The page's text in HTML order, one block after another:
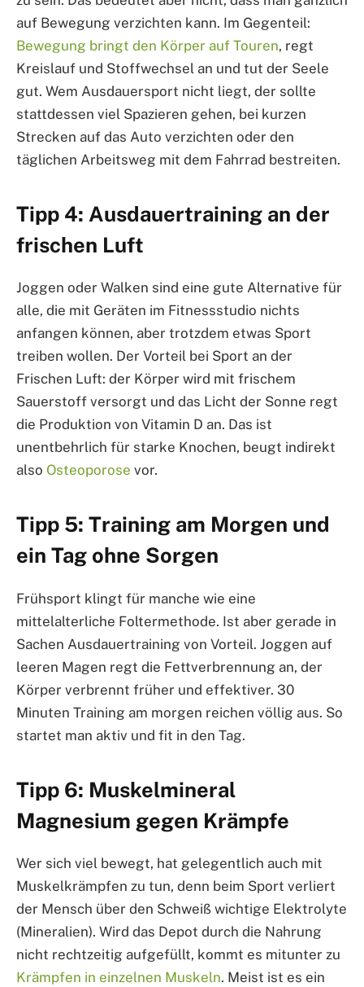
auf Bewegung verzichten kann. Im Gegenteil:
Bewegung bringt den Körper auf Touren, regt
Kreislauf und Stoffwechsel an und tut der Seele
gut. Wem Ausdauersport nicht liegt, der sollte
stattdessen viel Spazieren gehen, bei kurzen
Strecken auf das Auto verzichten oder den
täglichen Arbeitsweg mit dem Fahrrad bestreiten.
Tipp 4: Ausdauertraining an der
frischen Luft
Joggen oder Walken sind eine gute Alternative für
alle, die mit Geräten im Fitnessstudio nichts
anfangen können, aber trotzdem etwas Sport
treiben wollen. Der Vorteil bei Sport an der
Frischen Luft: der Körper wird mit frischem
Sauerstoff versorgt und das Licht der Sonne regt
die Produktion von Vitamin D an. Das ist
unentbehrlich für starke Knochen, beugt indirekt
also Osteoporose vor.
Tipp 5: Training am Morgen und
ein Tag ohne Sorgen
Frühsport klingt für manche wie eine
mittelalterliche Foltermethode. Ist aber gerade in
Sachen Ausdauertraining von Vorteil. Joggen auf
leeren Magen regt die Fettverbrennung an, der
Körper verbrennt früher und effektiver. 30
Minuten Training am morgen reichen völlig aus. So
startet man aktiv und fit in den Tag.
Tipp 6: Muskelmineral
Magnesium gegen Krämpfe
Wer sich viel bewegt, hat gelegentlich auch mit
Muskelkrämpfen zu tun, denn beim Sport verliert
der Mensch über den Schweiß wichtige Elektrolyte
(Mineralien). Wird das Depot durch die Nahrung
nicht rechtzeitig aufgefüllt, kommt es mitunter zu
Krämpfen in einzelnen Muskeln. Meist ist es ein